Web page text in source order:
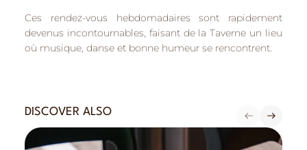
Ces rendez-vous hebdomadaires sont rapidement
devenus incontournables, faisant de la Taverne un lieu
où musique, danse et bonne humeur se rencontrent.
DISCOVER ALSO